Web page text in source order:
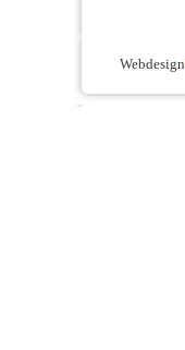
Webdesign